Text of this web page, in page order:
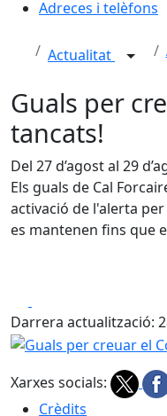
Adreces i telèfons
Actualitat
Guals per
tancats!
Del 27 d’agost al 29
Els guals de Cal
activació de l'alerta
es mantenen fins que
Darrera actualització:
Guals per creuar el
Xarxes socials:
Crèdits